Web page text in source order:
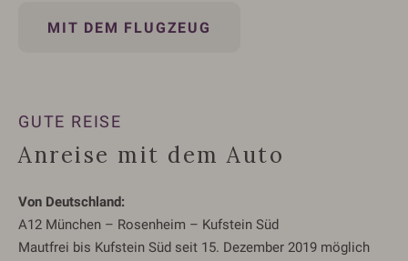
MIT DEM FLUGZEUG
GUTE REISE
Anreise mit dem Auto
Von Deutschland:
A12 München – Rosenheim – Kufstein Süd
Mautfrei bis Kufstein Süd seit 15. Dezember 2019 möglich